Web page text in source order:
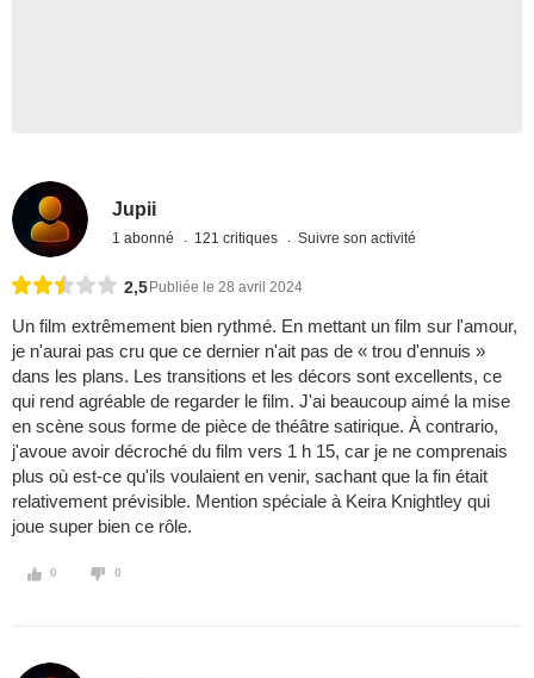
Jupii
1 abonné 121 critiques Suivre son activité
2,5 Publiée le 28 avril 2024
Un film extrêmement bien rythmé. En mettant un film sur l'amour,
je n'aurai pas cru que ce dernier n'ait pas de « trou d'ennuis »
dans les plans. Les transitions et les décors sont excellents, ce
qui rend agréable de regarder le film. J'ai beaucoup aimé la mise
en scène sous forme de pièce de théâtre satirique. À contrario,
j'avoue avoir décroché du film vers 1 h 15, car je ne comprenais
plus où est-ce qu'ils voulaient en venir, sachant que la fin était
relativement prévisible. Mention spéciale à Keira Knightley qui
joue super bien ce rôle.
0 0